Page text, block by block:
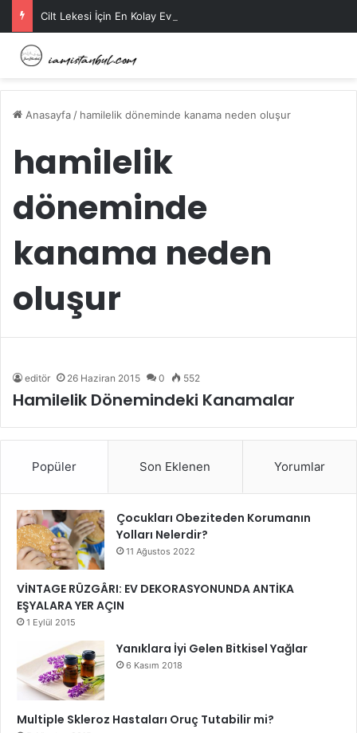
Cilt Lekesi İçin En Kolay Ev Maskeleri Nelerdir?
Anasayfa / hamilelik döneminde kanama neden oluşur
hamilelik
döneminde
kanama neden
oluşur
editör 26 Haziran 2015 0 552
Hamilelik Dönemindeki Kanamalar
Popüler Son Eklenen Yorumlar
Çocukları Obeziteden Korumanın
Yolları Nelerdir?
11 Ağustos 2022
VİNTAGE RÜZGÂRI: EV DEKORASYONUNDA ANTİKA
EŞYALARA YER AÇIN
1 Eylül 2015
Yanıklara İyi Gelen Bitkisel Yağlar
6 Kasım 2018
Multiple Skleroz Hastaları Oruç Tutabilir mi?